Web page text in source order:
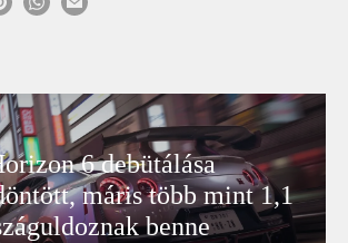
6 debütálása
máris több mint 1,1
benne